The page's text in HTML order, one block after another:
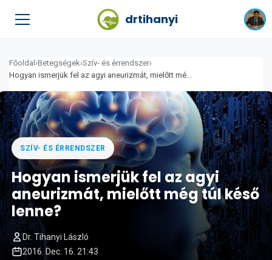
drtihanyi
Főoldal ›Betegségek›Szív- és érrendszer›
Hogyan ismerjük fel az agyi aneurizmát, mielőtt mé...
SZÍV- ÉS ÉRRENDSZER
Hogyan ismerjük fel az agyi
aneurizmát, mielőtt még túl késő
lenne?
Dr. Tihanyi László
2016. Dec. 16. 21:43